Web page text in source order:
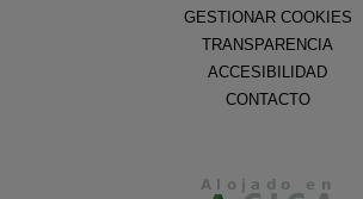
GESTIONAR COOKIES
TRANSPARENCIA
ACCESIBILIDAD
CONTACTO